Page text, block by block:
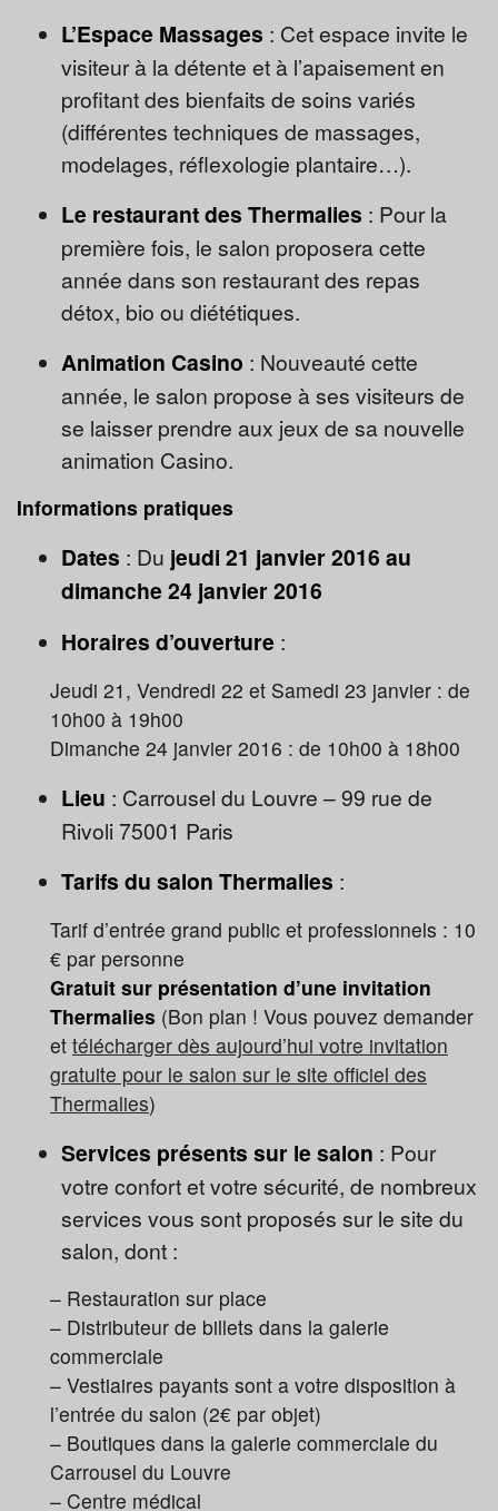
L’Espace Massages : Cet espace invite le
visiteur à la détente et à l’apaisement en
profitant des bienfaits de soins variés
(différentes techniques de massages,
modelages, réflexologie plantaire…).
Le restaurant des Thermalies : Pour la
première fois, le salon proposera cette
année dans son restaurant des repas
détox, bio ou diététiques.
Animation Casino : Nouveauté cette
année, le salon propose à ses visiteurs de
se laisser prendre aux jeux de sa nouvelle
animation Casino.
Informations pratiques
Dates : Du jeudi 21 janvier 2016 au
dimanche 24 janvier 2016
Horaires d’ouverture :
Jeudi 21, Vendredi 22 et Samedi 23 janvier : de
10h00 à 19h00
Dimanche 24 janvier 2016 : de 10h00 à 18h00
Lieu : Carrousel du Louvre – 99 rue de
Rivoli 75001 Paris
Tarifs du salon Thermalies :
Tarif d’entrée grand public et professionnels : 10
€ par personne
Gratuit sur présentation d’une invitation
Thermalies (Bon plan ! Vous pouvez demander
et télécharger dès aujourd’hui votre invitation
gratuite pour le salon sur le site officiel des
Thermalies)
Services présents sur le salon : Pour
votre confort et votre sécurité, de nombreux
services vous sont proposés sur le site du
salon, dont :
– Restauration sur place
– Distributeur de billets dans la galerie
commerciale
– Vestiaires payants sont a votre disposition à
l’entrée du salon (2€ par objet)
– Boutiques dans la galerie commerciale du
Carrousel du Louvre
– Centre médical